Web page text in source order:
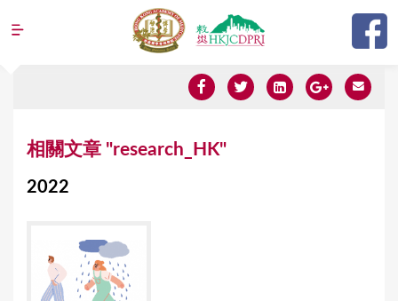
Jump to navigation
相關文章 "research_HK"
2022